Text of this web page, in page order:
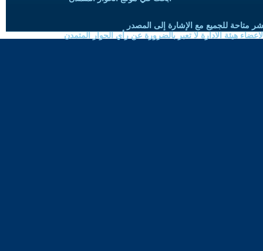
متاحة للجميع مع الإشارة إلى المصدر
هيئة الادارة لا تعبر بالضرورة عن رأي الحوار المتمدن